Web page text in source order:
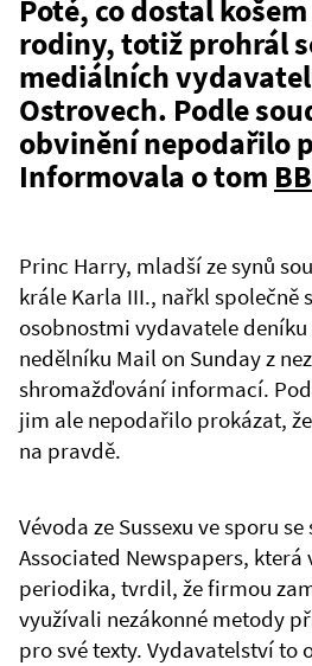
Poté, co dostal
rodiny, totiž prohrál
mediálních
Ostrovech. Podle
obvinění nepodařilo
Informovala o tom
Princ Harry, mladší ze synů
krále Karla III., nařkl společně
osobnostmi vydavatele
nedělníku Mail on Sunday z
shromažďování informací.
jim ale nepodařilo prokázat,
na pravdě.
Vévoda ze Sussexu ve sporu
Associated Newspapers, která
periodika, tvrdil, že firmou
využívali nezákonné metody
pro své texty. Vydavatelství to